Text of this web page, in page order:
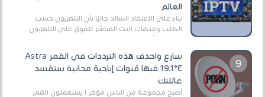
العالم
بناءً على الاعتقاد السائد حاليًا بأن التلفزيون حسب
الطلب ومنصات البث المباشر تتفوق على التلفزيون
الرقمي الأرضي التقليدي، يُعدّ IPTV-org خيار...
سارع واحذف هذه الترددات في القمر Astra
19.1°E فبها قنوات إباحية مجانية ستفسد
عائلتك
أصبح مجموعة من الناس مؤخر ا يستعملون القمر